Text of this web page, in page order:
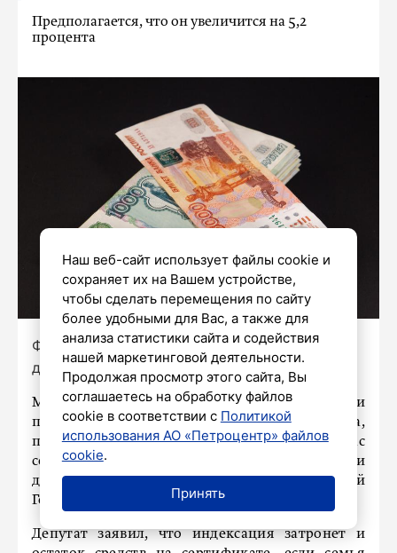
Предполагается, что он увеличится на 5,2
процента
Фото: Роман Пименов / «Петербургский
дневник»
Материнский капитал в России
проиндексируют с 1 февраля 2027 года,
прогнозный размер индексации сейчас
составляет порядка 5,2%, рассказал РИА Новости
депутат Государственной думы Алексей
Говырин («Единая Россия»).
Депутат заявил, что индексация затронет и
Наш веб-сайт использует файлы cookie и
сохраняет их на Вашем устройстве,
чтобы сделать перемещения по сайту
более удобными для Вас, а также для
анализа статистики сайта и содействия
нашей маркетинговой деятельности.
Продолжая просмотр этого сайта, Вы
соглашаетесь на обработку файлов
cookie в соответствии с Политикой
использования АО «Петроцентр» файлов
cookie.
Принять